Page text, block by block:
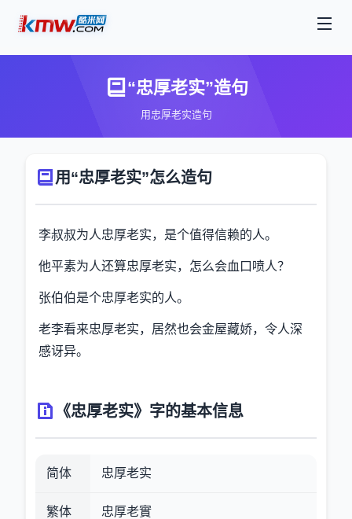
“忠厚老实”造句
用忠厚老实造句
用“忠厚老实”怎么造句
李叔叔为人忠厚老实，是个值得信赖的人。
他平素为人还算忠厚老实，怎么会血口喷人？
张伯伯是个忠厚老实的人。
老李看来忠厚老实，居然也会金屋藏娇，令人深
感讶异。
《忠厚老实》字的基本信息
简体 忠厚老实
繁体
忠厚老實